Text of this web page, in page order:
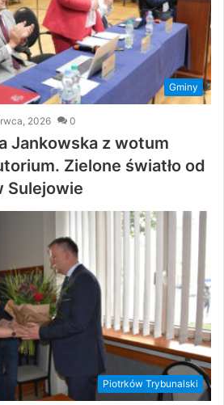
Gminy
2026 0
Jankowska z wotum
Zielone światło od
Sulejowie
Piotrków Trybunalski